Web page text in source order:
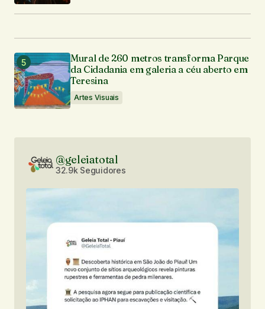
Mural de 260 metros transforma Parque
da Cidadania em galeria a céu aberto em
Teresina
Artes Visuais
@geleiatotal
32.9k Seguidores